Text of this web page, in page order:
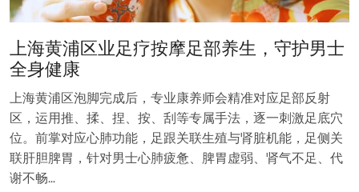
上海黄浦区业足疗按摩足部养生，守护男士
全身健康
上海黄浦区泡脚完成后，专业康养师会精准对应足部反射
区，运用推、揉、捏、按、刮等专属手法，逐一刺激足底穴
位。前掌对应心肺功能，足跟关联生殖与肾脏机能，足侧关
联肝胆脾胃，针对男士心肺疲惫、脾胃虚弱、肾气不足、代
谢不畅…